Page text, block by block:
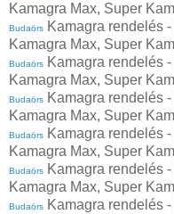
Kamagra Max, Super
Budaörs Kamagra rendelés
Kamagra Max, Super
Budaörs Kamagra rendelés
Kamagra Max, Super
Budaörs Kamagra rendelés
Kamagra Max, Super
Budaörs Kamagra rendelés
Kamagra Max, Super
Budaörs Kamagra rendelés
Kamagra Max, Super
Budaörs Kamagra rendelés